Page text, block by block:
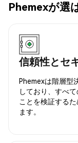
Phemexが選
信頼性とセ
Phemexは階層型
しており、すべ
ことを検証するた
ます。